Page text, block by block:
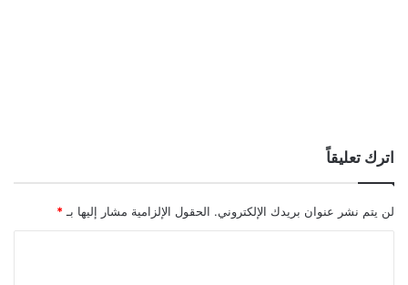
اترك تعليقاً
لن يتم نشر عنوان بريدك الإلكتروني. الحقول الإلزامية مشار إليها بـ *